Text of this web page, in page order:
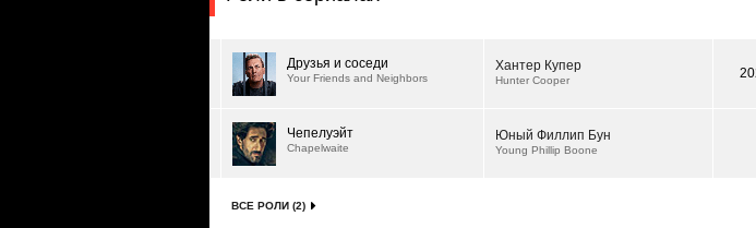
Друзья и соседи
Your Friends and Neighbors
Хантер Купер
Hunter Cooper
Чепелуэйт
Chapelwaite
Юный Филлип Бун
Young Phillip Boone
ВСЕ РОЛИ (2)